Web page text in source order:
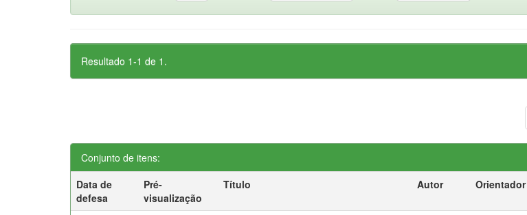
Resultado 1-1 de 1.
Conjunto de itens:
Data de
defesa
Pré-
visualização
Título Autor Orientador